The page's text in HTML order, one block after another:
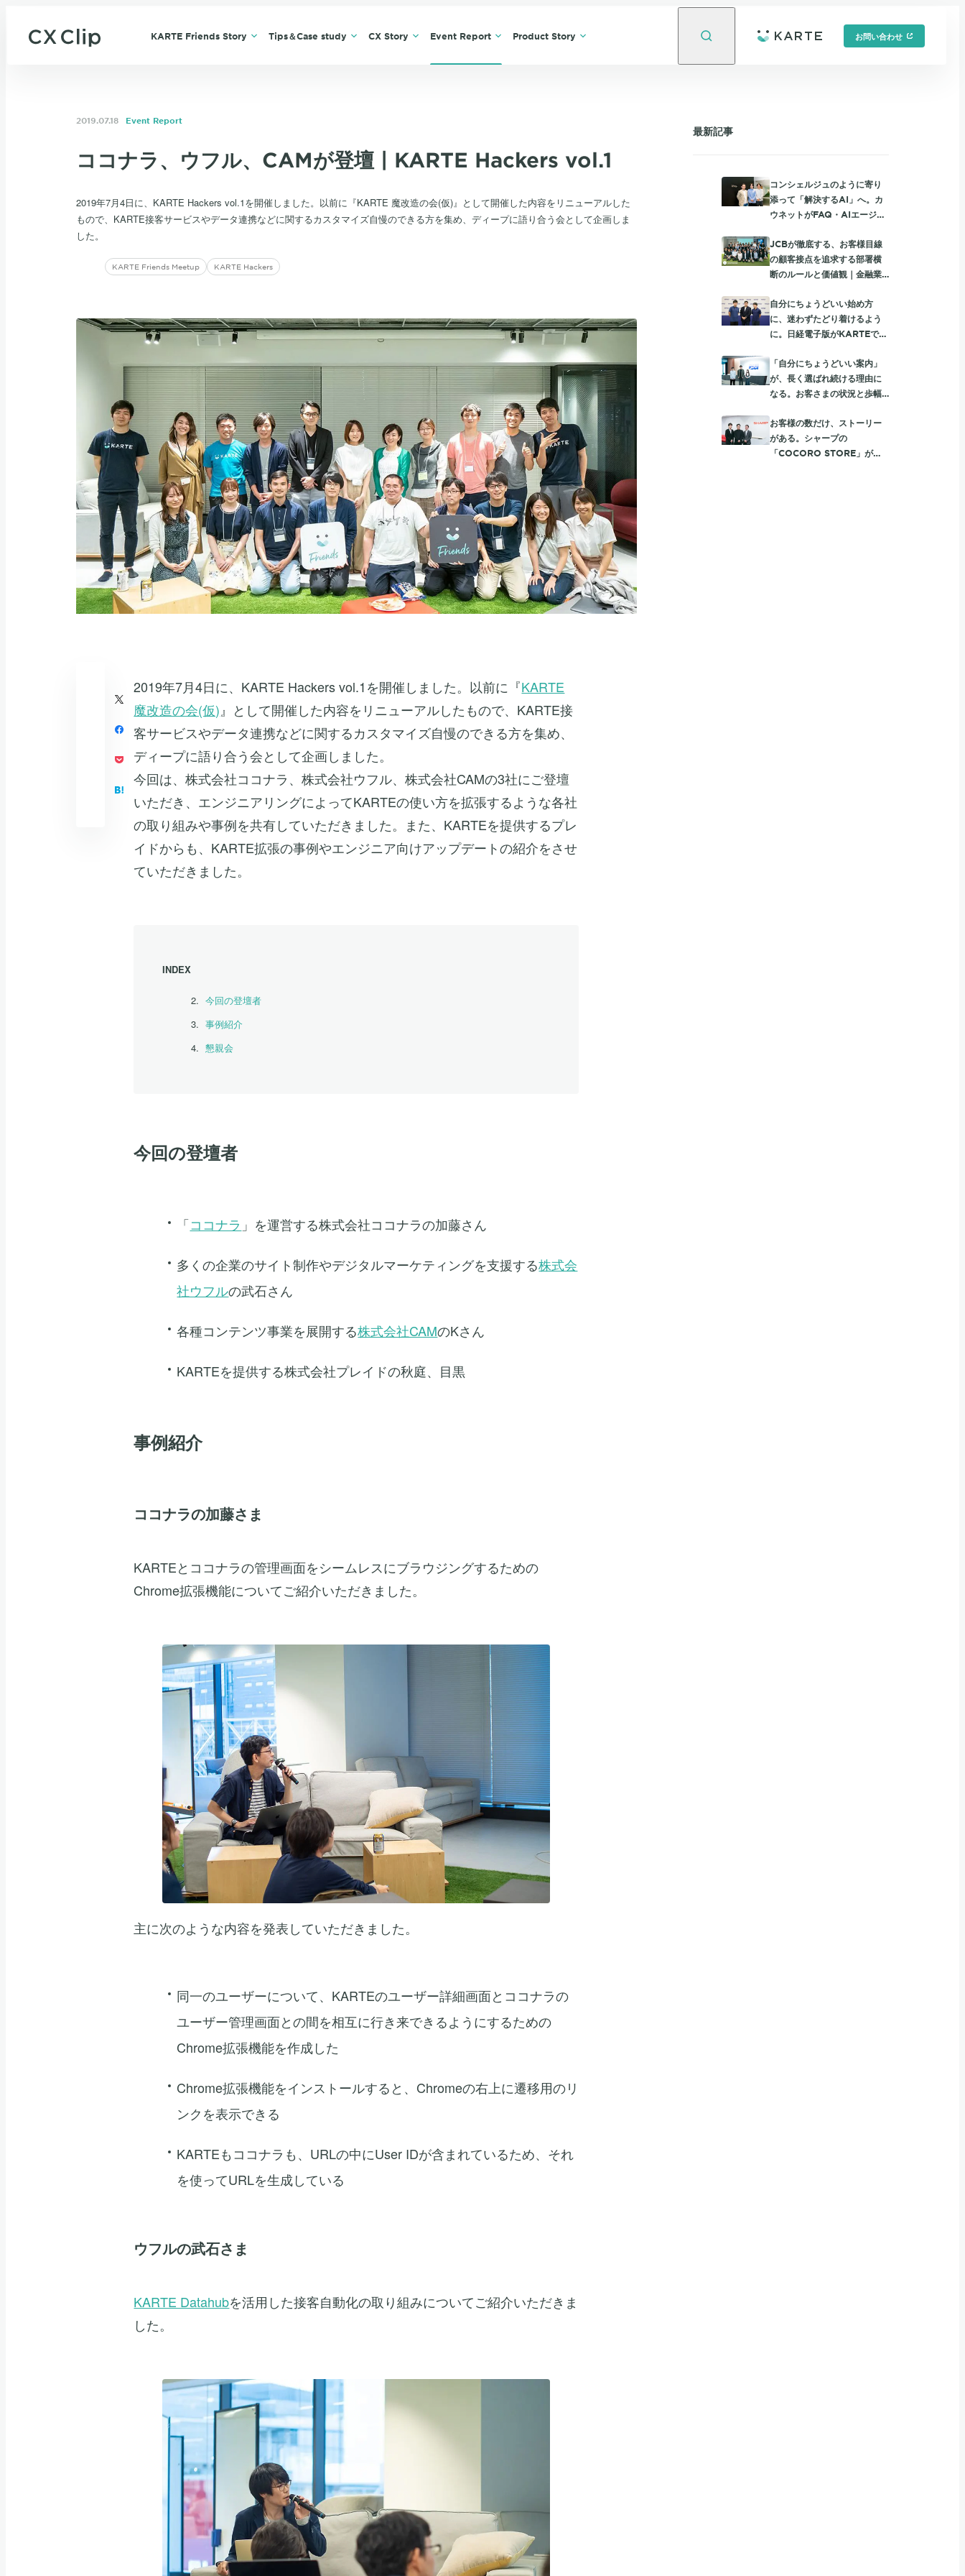
KARTE Friends Story Tips＆Case study CX Story Event Report Product Story お問い合わせ
2019.07.18 Event Report
ココナラ、ウフル、CAMが登壇 | KARTE Hackers vol.1
2019年7月4日に、KARTE Hackers vol.1を開催しました。以前に『KARTE 魔改造の会(仮)』として開催した内容をリニューアルした
もので、KARTE接客サービスやデータ連携などに関するカスタマイズ自慢のできる方を集め、ディープに語り合う会として企画しま
した。
KARTE Friends Meetup KARTE Hackers
2019年7月4日に、KARTE Hackers vol.1を開催しました。以前に『KARTE
魔改造の会(仮) 』として開催した内容をリニューアルしたもので、KARTE接
客サービスやデータ連携などに関するカスタマイズ自慢のできる方を集め、
ディープに語り合う会として企画しました。
今回は、株式会社ココナラ、株式会社ウフル、株式会社CAMの3社にご登壇
いただき、エンジニアリングによってKARTEの使い方を拡張するような各社
の取り組みや事例を共有していただきました。また、KARTEを提供するプレ
イドからも、KARTE拡張の事例やエンジニア向けアップデートの紹介をさせ
ていただきました。
INDEX
今回の登壇者
事例紹介
懇親会
今回の登壇者
「ココナラ 」を運営する株式会社ココナラの加藤さん
多くの企業のサイト制作やデジタルマーケティングを支援する株式会
社ウフルの武石さん
各種コンテンツ事業を展開する株式会社CAMのKさん
KARTEを提供する株式会社プレイドの秋庭、目黒
事例紹介
ココナラの加藤さま
KARTEとココナラの管理画面をシームレスにブラウジングするための
Chrome拡張機能についてご紹介いただきました。
主に次のような内容を発表していただきました。
同一のユーザーについて、KARTEのユーザー詳細画面とココナラの
ユーザー管理画面との間を相互に行き来できるようにするための
Chrome拡張機能を作成した
Chrome拡張機能をインストールすると、Chromeの右上に遷移用のリ
ンクを表示できる
KARTEもココナラも、URLの中にUser IDが含まれているため、それ
を使ってURLを生成している
ウフルの武石さま
KARTE Datahubを活用した接客自動化の取り組みについてご紹介いただきま
した。
最新記事
コンシェルジュのように寄り
添って「解決するAI」へ。カ
ウネットがFAQ・AIエージェ
て進める、個社最適な顧客サ
ポート
JCBが徹底する、お客様目線
の顧客接点を追求する部署横
断のルールと価値観｜金融業
自分にちょうどいい始め方
に、迷わずたどり着けるよう
に。日経電子版がKARTEで実
線
「自分にちょうどいい案内」
が、長く選ばれ続ける理由に
なる。お客さまの状況と歩幅
「おトク」が膨らむ体験設計
お客様の数だけ、ストーリー
がある。シャープの
「COCORO STORE」が